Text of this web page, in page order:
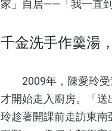
家」自居——「我一直
千金洗手作羹湯
2009年，陳愛玲受
才開始走入廚房。「
玲趁著開課前走訪東